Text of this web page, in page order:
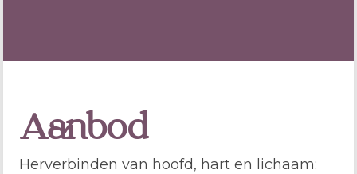
Aanbod
Herverbinden van hoofd, hart en lichaam: